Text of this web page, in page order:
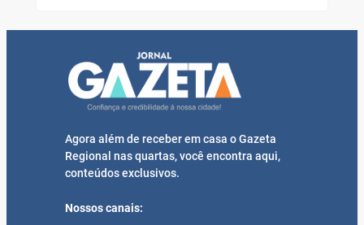
Agora além de receber em casa o Gazeta
Regional nas quartas, você encontra aqui,
conteúdos exclusivos.
Nossos canais: